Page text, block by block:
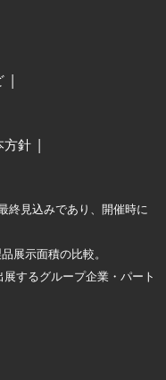
方針
終見込みであり、開催時に
展示面積の比較。
するグループ企業・パート